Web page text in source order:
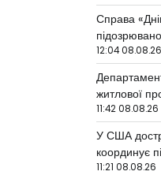
Справа
12:04 08.08.26
житлової
11:42 08.08.26
У США
координує
11:21 08.08.26